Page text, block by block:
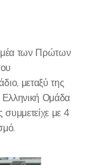
των Πρώτων
μεταξύ της
Ομάδα
με 4